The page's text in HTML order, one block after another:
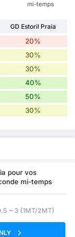
mi-temps
GD Estoril Praia
20%
30%
30%
40%
50%
30%
pour vos
mi-temps
~ 3 (1MT/2MT)